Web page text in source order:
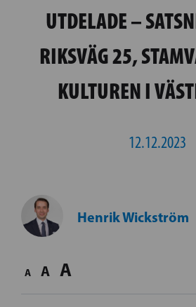
UTDELADE –
RIKSVÄG 25,
KULTUREN I
12.12.2023
Henrik Wickström
A A A